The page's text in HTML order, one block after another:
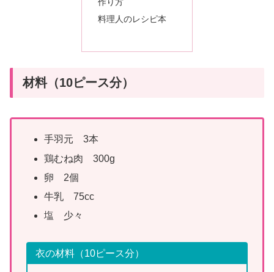
作り方
料理人のレシピ本
材料（10ピース分）
手羽元 3本
鶏むね肉 300g
卵 2個
牛乳 75cc
塩 少々
衣の材料（10ピース分）